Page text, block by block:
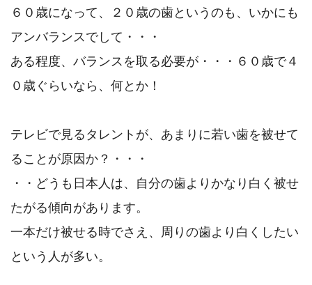
６０歳になって、２０歳の歯というのも、いかにも
アンバランスでして・・・
ある程度、バランスを取る必要が・・・６０歳で４
０歳ぐらいなら、何とか！
テレビで見るタレントが、あまりに若い歯を被せて
ることが原因か？・・・
・・どうも日本人は、自分の歯よりかなり白く被せ
たがる傾向があります。
一本だけ被せる時でさえ、周りの歯より白くしたい
という人が多い。